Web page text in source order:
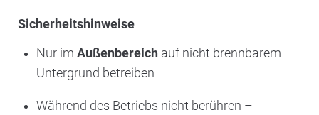
Sicherheitshinweise
Nur im Außenbereichauf nicht brennbarem
Untergrund betreiben
Während des Betriebs nicht berühren –